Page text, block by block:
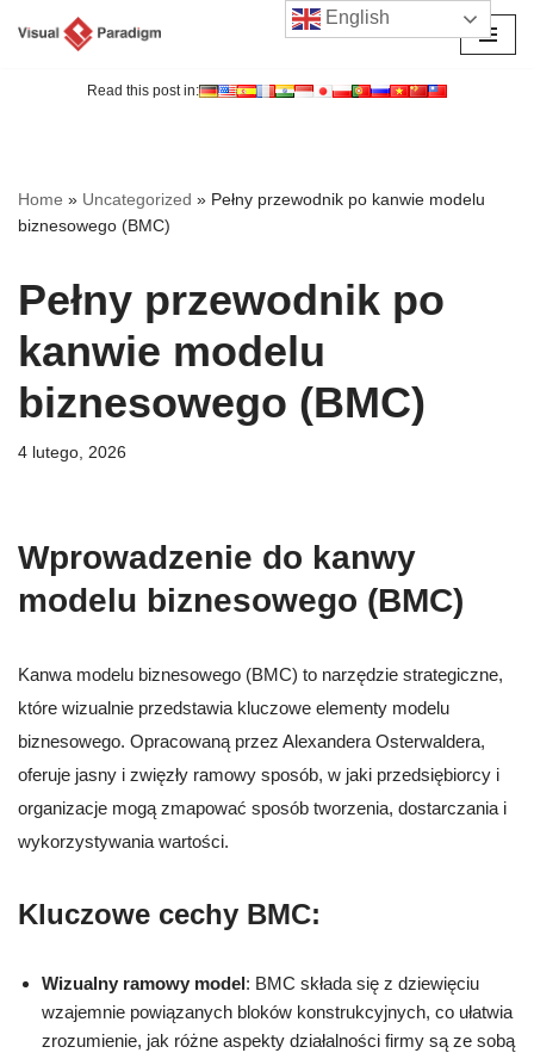
Read this post in:
Home » Uncategorized » Pełny przewodnik po kanwie modelu
biznesowego (BMC)
Pełny przewodnik po
kanwie modelu
biznesowego (BMC)
4 lutego, 2026
Wprowadzenie do kanwy
modelu biznesowego (BMC)
Kanwa modelu biznesowego (BMC) to narzędzie strategiczne,
które wizualnie przedstawia kluczowe elementy modelu
biznesowego. Opracowaną przez Alexandera Osterwaldera,
oferuje jasny i zwięzły ramowy sposób, w jaki przedsiębiorcy i
organizacje mogą zmapować sposób tworzenia, dostarczania i
wykorzystywania wartości.
Kluczowe cechy BMC:
Wizualny ramowy model: BMC składa się z dziewięciu
wzajemnie powiązanych bloków konstrukcyjnych, co ułatwia
zrozumienie, jak różne aspekty działalności firmy są ze sobą
English